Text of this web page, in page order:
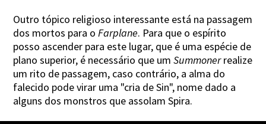
Outro tópico religioso interessante está na passagem
dos mortos para oFarplane. Para que o espírito
posso ascender para este lugar, que é uma espécie de
plano superior, é necessário que umSummonerrealize
um rito de passagem, caso contrário, a alma do
falecido pode virar uma "cria de Sin", nome dado a
alguns dos monstros que assolam Spira.